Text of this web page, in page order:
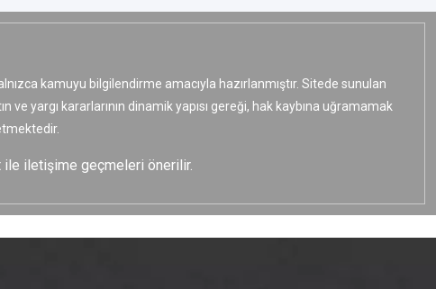
kamuyu bilgilendirme amacıyla hazırlanmıştır. Sitede sunulan
yargı kararlarının dinamik yapısı gereği, hak kaybına uğramamak
ile iletişime geçmeleri önerilir.